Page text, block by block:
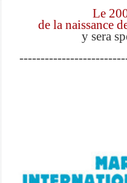
Le
de la naissance
y sera